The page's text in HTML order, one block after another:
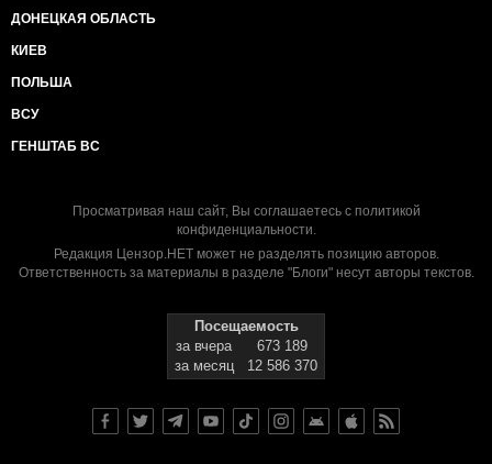
ДОНЕЦКАЯ ОБЛАСТЬ
КИЕВ
ПОЛЬША
ВСУ
ГЕНШТАБ ВС
Просматривая наш сайт, Вы соглашаетесь с политикой
конфиденциальности.
Редакция Цензор.НЕТ может не разделять позицию авторов.
Ответственность за материалы в разделе "Блоги" несут авторы текстов.
Посещаемость
за вчера
673 189
за месяц
12 586 370